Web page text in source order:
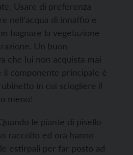
Usare di preferenza
nell’acqua di innaffio e
bagnare la vegetazione
Un buon
che lui non acquista mai
il componente principale è
in cui sciogliere il
meno!
le piante di pisello
raccolto ed ora hanno
estirpali per far posto ad